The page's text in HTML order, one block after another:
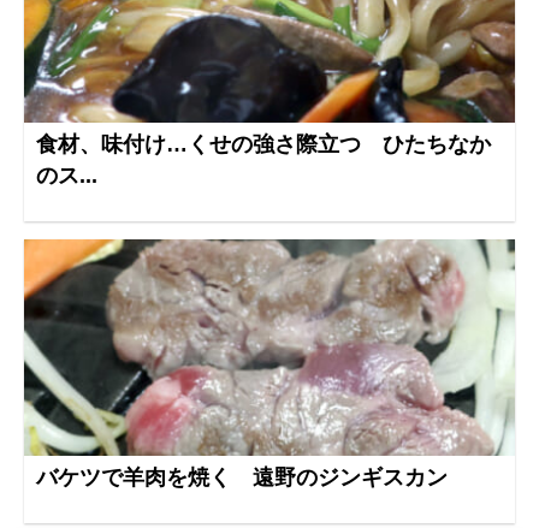
食材、味付け…くせの強さ際立つ ひたちなか
のス...
バケツで羊肉を焼く 遠野のジンギスカン